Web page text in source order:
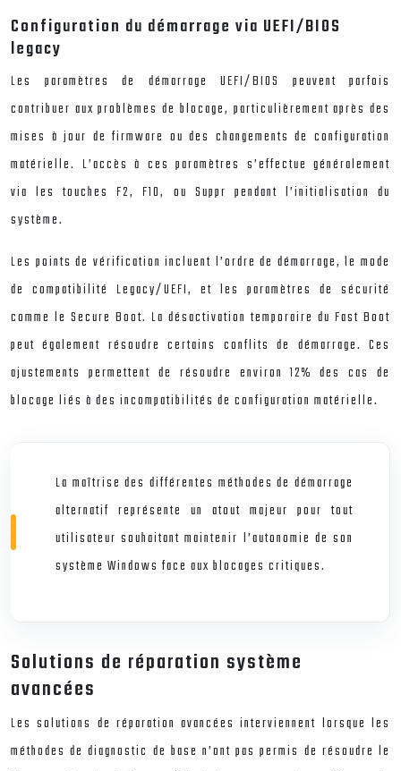
Configuration du démarrage via UEFI/BIOS
legacy
Les paramètres de démarrage UEFI/BIOS peuvent parfois
contribuer aux problèmes de blocage, particulièrement après des
mises à jour de firmware ou des changements de configuration
matérielle. L’accès à ces paramètres s’effectue généralement
via les touches F2, F10, ou Suppr pendant l’initialisation du
système.
Les points de vérification incluent l’ordre de démarrage, le mode
de compatibilité Legacy/UEFI, et les paramètres de sécurité
comme le Secure Boot. La désactivation temporaire du Fast Boot
peut également résoudre certains conflits de démarrage. Ces
ajustements permettent de résoudre environ 12% des cas de
blocage liés à des incompatibilités de configuration matérielle.
La maîtrise des différentes méthodes de démarrage
alternatif représente un atout majeur pour tout
utilisateur souhaitant maintenir l’autonomie de son
système Windows face aux blocages critiques.
Solutions de réparation système
avancées
Les solutions de réparation avancées interviennent lorsque les
méthodes de diagnostic de base n’ont pas permis de résoudre le